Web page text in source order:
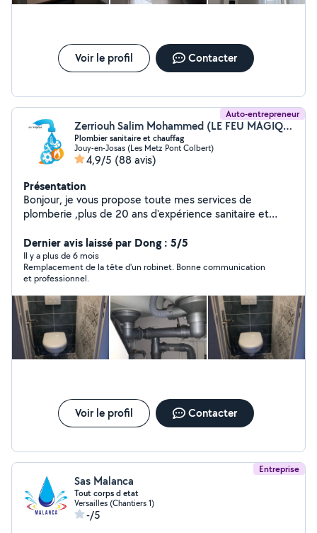
Voir le profil Contacter
Auto-entrepreneur
Zerriouh Salim Mohammed (LE FEU MAGIQUE SALIM)
Plombier sanitaire et chauffag
Jouy-en-Josas (Les Metz Pont Colbert)
4,9/5 (88 avis)
Présentation
Bonjour, je vous propose toute mes services de
plomberie ,plus de 20 ans d'expérience sanitaire et
chaude, lavabo, douche italienne, baignoire, WC....... -
Rénovation général -soudures et recherche de fuite -
dépannage de canalisations. -Débouchage de
canalisations -entretien de chaudière. -Travail
professionnel. DEVIS GRATUIT
Dernier avis laissé par Dong : 5/5
Il y a plus de 6 mois
Remplacement de la tête d'un robinet. Bonne communication
et professionnel.
Voir le profil Contacter
Entreprise
Sas Malanca
Tout corps d etat
Versailles (Chantiers 1)
-/5